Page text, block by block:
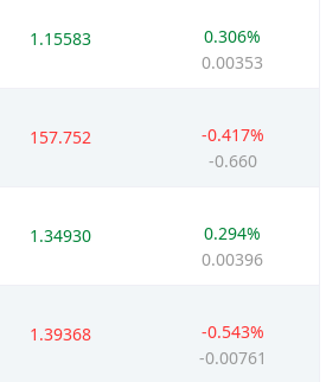
1.15583
0.306%
0.00353
157.752
-0.417%
-0.660
1.34930
0.294%
0.00396
1.39368
-0.543%
-0.00761